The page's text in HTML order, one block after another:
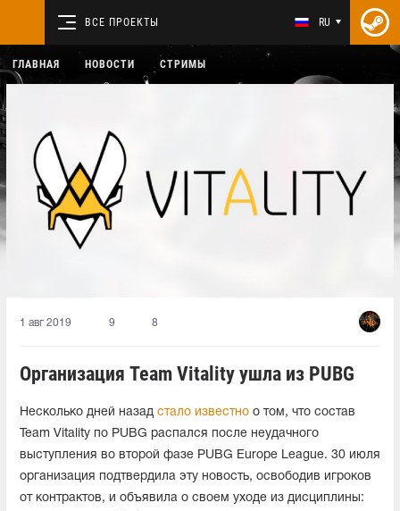
ВСЕ ПРОЕКТЫ RU
ГЛАВНАЯ НОВОСТИ СТРИМЫ
1 авг 2019 9 8
Организация Team Vitality ушла из PUBG
Несколько дней назад стало известно о том, что состав
Team Vitality по PUBG распался после неудачного
выступления во второй фазе PUBG Europe League. 30 июля
организация подтвердила эту новость, освободив игроков
от контрактов, и объявила о своем уходе из дисциплины: